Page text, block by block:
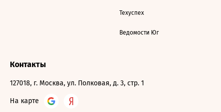
Техуспех
Ведомости Юг
Контакты
127018, г. Москва, ул. Полковая, д. 3, стр. 1
На карте